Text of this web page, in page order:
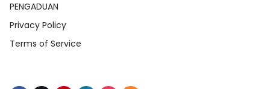
PENGADUAN
Privacy Policy
Terms of Service